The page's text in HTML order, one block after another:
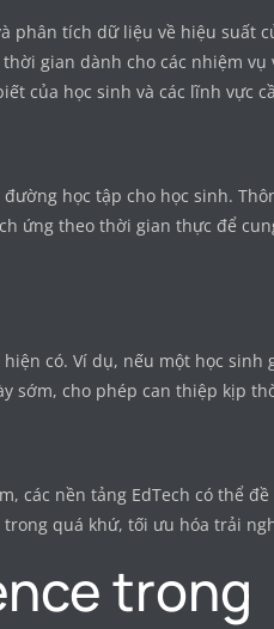
phân tích dữ liệu về hiệu suất
gian dành cho các nhiệm
của học sinh và các lĩnh vực
học tập cho học sinh.
ứng theo thời gian thực để
có. Ví dụ, nếu một học sinh
sớm, cho phép can thiệp kịp
các nền tảng EdTech có thể đề
quá khứ, tối ưu hóa trải
trong